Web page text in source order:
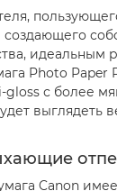
идеальным
Photo Paper
gloss с более
выглядеть
Canon